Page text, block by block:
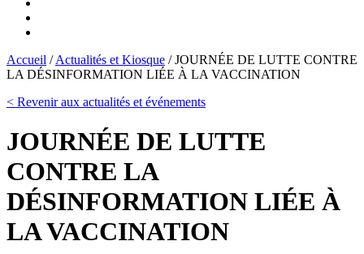
Accueil /Actualités et Kiosque /JOURNÉE DE LUTTE CONTRE
LA DÉSINFORMATION LIÉE À LA VACCINATION
< Revenir aux actualités et événements
JOURNÉE DE LUTTE
CONTRE LA
DÉSINFORMATION LIÉE À
LA VACCINATION